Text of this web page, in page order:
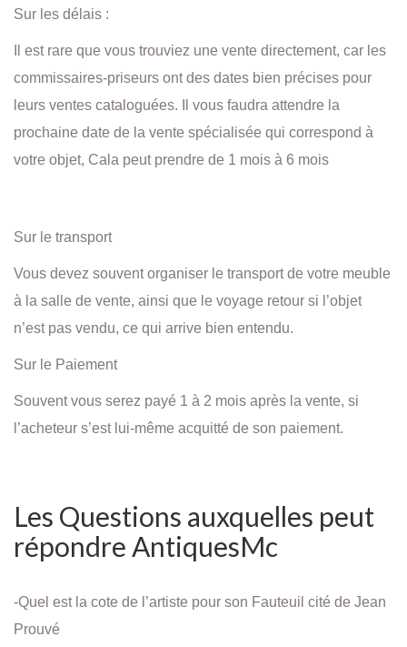
Sur les délais :
Il est rare que vous trouviez une vente directement, car les
commissaires-priseurs ont des dates bien précises pour
leurs ventes cataloguées. Il vous faudra attendre la
prochaine date de la vente spécialisée qui correspond à
votre objet, Cala peut prendre de 1 mois à 6 mois
Sur le transport
Vous devez souvent organiser le transport de votre meuble
à la salle de vente, ainsi que le voyage retour si l’objet
n’est pas vendu, ce qui arrive bien entendu.
Sur le Paiement
Souvent vous serez payé 1 à 2 mois après la vente, si
l’acheteur s’est lui-même acquitté de son paiement.
Les Questions auxquelles peut
répondre AntiquesMc
-Quel est la cote de l’artiste pour son Fauteuil cité de Jean
Prouvé